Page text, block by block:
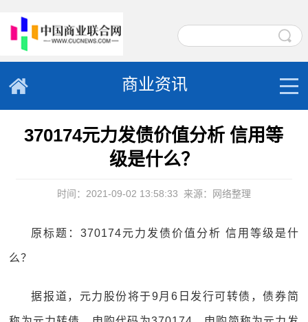
商业资讯
370174元力发债价值分析 信用等
级是什么？
时间：2021-09-02 13:58:33 来源：网络整理
原标题：370174元力发债价值分析 信用等级是什
么？
据报道，元力股份将于9月6日发行可转债，债券简